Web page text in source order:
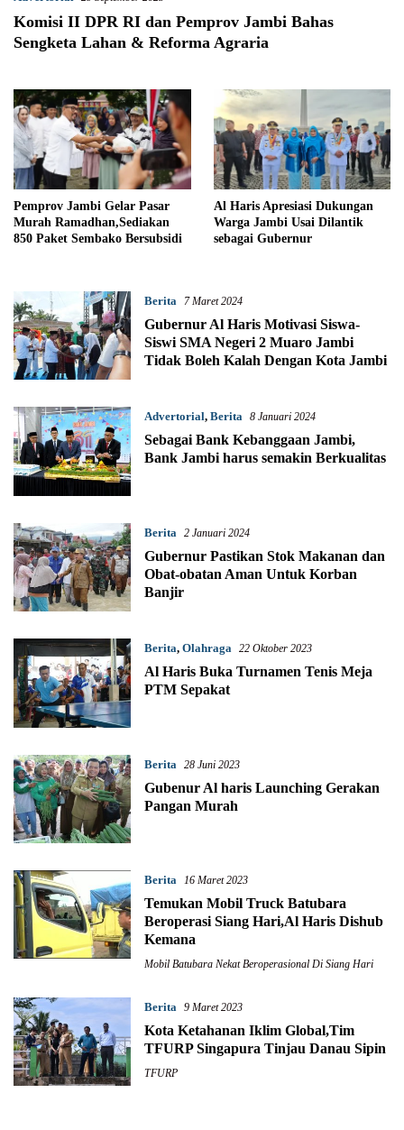
Komisi II DPR RI dan Pemprov Jambi Bahas
Sengketa Lahan & Reforma Agraria
Pemprov Jambi Gelar Pasar
Murah Ramadhan,Sediakan
850 Paket Sembako Bersubsidi
Al Haris Apresiasi Dukungan
Warga Jambi Usai Dilantik
sebagai Gubernur
Berita 7 Maret 2024
Gubernur Al Haris Motivasi Siswa-
Siswi SMA Negeri 2 Muaro Jambi
Tidak Boleh Kalah Dengan Kota Jambi
Advertorial, Berita 8 Januari 2024
Sebagai Bank Kebanggaan Jambi,
Bank Jambi harus semakin Berkualitas
Berita 2 Januari 2024
Gubernur Pastikan Stok Makanan dan
Obat-obatan Aman Untuk Korban
Banjir
Berita, Olahraga 22 Oktober 2023
Al Haris Buka Turnamen Tenis Meja
PTM Sepakat
Berita 28 Juni 2023
Gubenur Al haris Launching Gerakan
Pangan Murah
Berita 16 Maret 2023
Temukan Mobil Truck Batubara
Beroperasi Siang Hari,Al Haris Dishub
Kemana
Mobil Batubara Nekat Beroperasional Di Siang Hari
Berita 9 Maret 2023
Kota Ketahanan Iklim Global,Tim
TFURP Singapura Tinjau Danau Sipin
TFURP